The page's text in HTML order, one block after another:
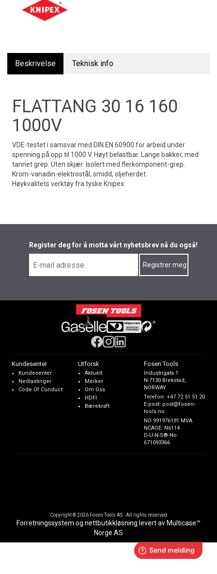
Beskrivelse Teknisk info
FLATTANG 30 16 160
1000V
VDE-testet i samsvar med DIN EN 60900 for arbeid under
spenning på opp til 1000 V. Høyt belastbar. Lange bakker, med
tannet grep. Uten skjær. Isolert med flerkomponent-grep.
Krom-vanadin-elektrostål, smidd, oljeherdet.
Høykvalitets verktøy fra tyske Knipex.
Register deg for å motta vårt nyhetsbrev nå du også!
Kundesenter
Kundesenter
Nedlastinger
Code Of Conduct
Utforsk
Aktuelt
Merker
Om Oss
HDFI
Bærekraft
Fosen Tools
Industrigata 1
N-7130 Brekstad,
NORWAY
Telefon:+47 72 51 51 20
E-post: post@fosen-
tools.no
NO 991976191 MVA
NCAGE: N6114
D-U-N-S®-No:
671093366
Copyright © 2026 Fosen Tools AS - All rights reserved
Forretningssystem og nettbutikkløsning levert av Multicase™
Norge AS